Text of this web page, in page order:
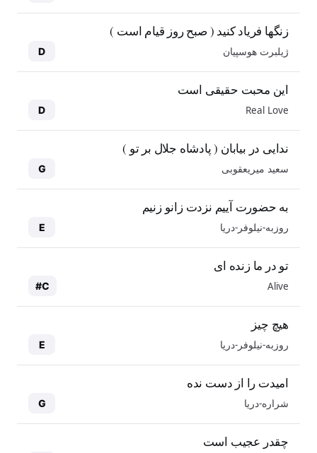
زنگها فریاد کنید ( صبح روز قیام است )
ژیلبرت هوسپیان D
این محبت حقیقی است
Real Love
D
ندایی در بیابان ( پادشاه جلال بر تو )
سعید میریعقوبی G
به حضورت آییم نزدت زانو زنیم
روزبه-نیلوفر-دریا E
تو در ما زنده ای
Alive
C#
هیچ چیز
روزبه-نیلوفر-دریا E
امیدت را از دست نده
شراره-دریا G
چقدر عجیب است